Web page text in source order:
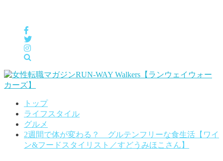
トップ
ライフスタイル
グルメ
2週間で体が変わる？ グルテンフリーな食生活【ワイ
ン&フードスタイリスト／すどうみほこさん】